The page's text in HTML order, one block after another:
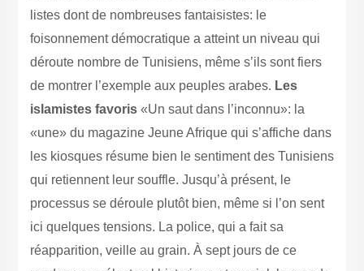
listes dont de nombreuses fantaisistes: le
foisonnement démocratique a atteint un niveau qui
déroute nombre de Tunisiens, même s’ils sont fiers
de montrer l’exemple aux peuples arabes. Les
islamistes favoris «Un saut dans l’inconnu»: la
«une» du magazine Jeune Afrique qui s’affiche dans
les kiosques résume bien le sentiment des Tunisiens
qui retiennent leur souffle. Jusqu’à présent, le
processus se déroule plutôt bien, même si l’on sent
ici quelques tensions. La police, qui a fait sa
réapparition, veille au grain. À sept jours de ce